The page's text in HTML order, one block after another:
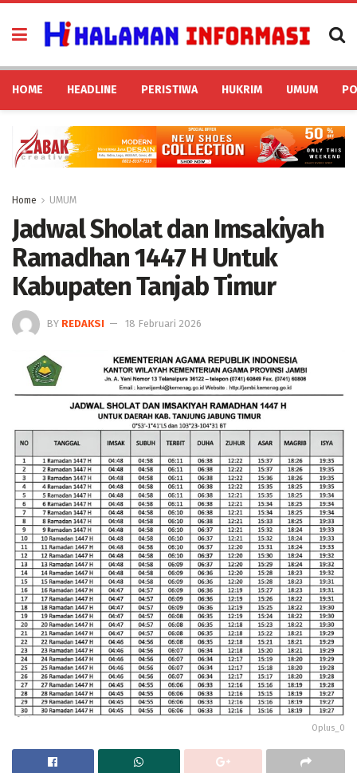
HOME HEADLINE PERISTIWA HUKRIM UMUM
Home UMUM
Jadwal Sholat dan Imsakiyah
Ramadhan 1447 H Untuk
Kabupaten Tanjab Timur
BY REDAKSI 18 Februari 2026
Oplus_0